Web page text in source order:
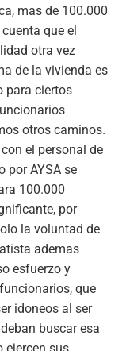
mas de 100.000
que el
otra vez
de la vivienda es
para ciertos
otros caminos.
el personal de
por AYSA se
100.000
por
la voluntad de
ademas
esfuerzo y
que
idoneos al ser
buscar esa